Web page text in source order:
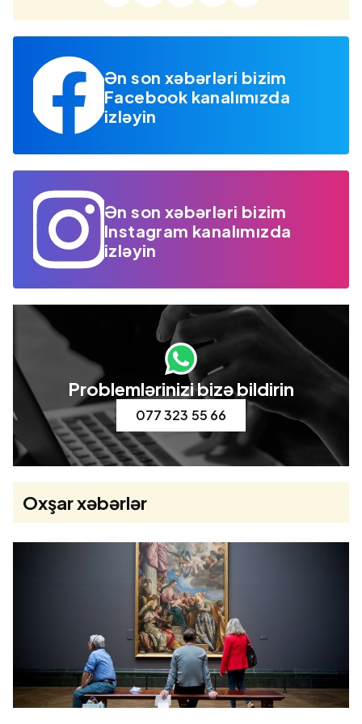
Ən son xəbərləri bizim
Facebook kanalımızda
izləyin
Ən son xəbərləri bizim
Instagram kanalımızda
izləyin
Problemlərinizi bizə bildirin
077 323 55 66
Oxşar xəbərlər